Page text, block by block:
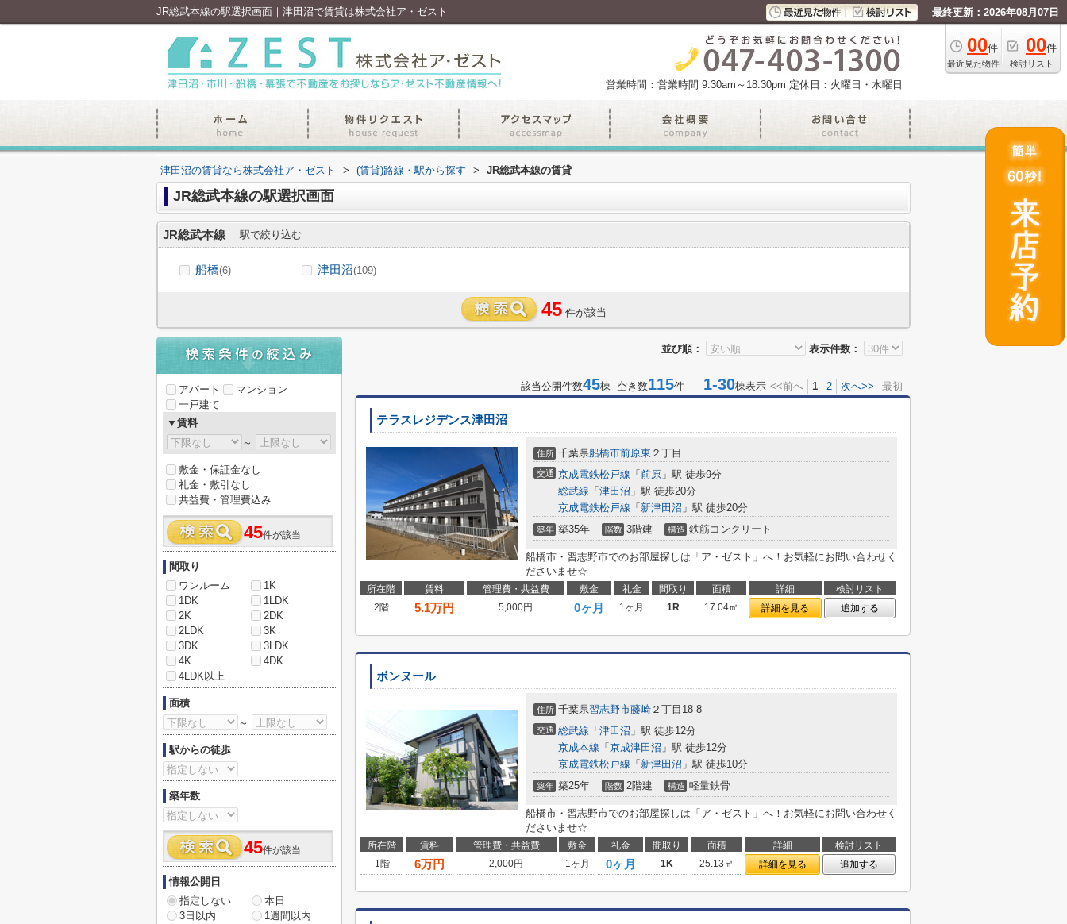
JR総武本線の駅選択画面｜津田沼で賃貸は株式会社ア・ゼスト 最終更新：2026年08月07日
00件
最近見た物件
00件
検討リスト
営業時間：営業時間 9:30am～18:30pm 定休日：火曜日・水曜日
津田沼の賃貸なら株式会社ア・ゼスト > (賃貸)路線・駅から探す > JR総武本線の賃貸
JR総武本線の駅選択画面
JR総武本線 駅で絞り込む
船橋(6) 津田沼(109)
45 件が該当
並び順： 表示件数：
該当公開件数45棟 空き数115件 1-30棟表示 <<前へ 1 2 次へ>> 最初
テラスレジデンス津田沼
住所 千葉県船橋市前原東 ２丁目
交通 京成電鉄松戸線 「 前原 」駅 徒歩9分
総武線 「 津田沼 」駅 徒歩20分
京成電鉄松戸線 「 新津田沼 」駅 徒歩20分
築年 築35年 階数 3階建 構造 鉄筋コンクリート
船橋市・習志野市でのお部屋探しは「ア・ゼスト」へ！お気軽にお問い合わせく
ださいませ☆
所在階 賃料 管理費・共益費 敷金 礼金 間取り 面積 詳細
検討リスト
2階
5.1万円 5,000円 0ヶ月 1ヶ月 1R 17.04㎡ 詳細を見る 追加する
ボンヌール
住所 千葉県習志野市藤崎 ２丁目18-8
交通 総武線 「 津田沼 」駅 徒歩12分
京成本線 「 京成津田沼 」駅 徒歩12分
京成電鉄松戸線 「 新津田沼 」駅 徒歩10分
築年 築25年 階数 2階建 構造 軽量鉄骨
船橋市・習志野市でのお部屋探しは「ア・ゼスト」へ！お気軽にお問い合わせく
ださいませ☆
所在階 賃料 管理費・共益費 敷金 礼金 間取り 面積 詳細
検討リスト
1階
6万円 2,000円 1ヶ月 0ヶ月 1K 25.13㎡ 詳細を見る 追加する
アパート
マンション
一戸建て
▼賃料
～
敷金・保証金なし
礼金・敷引なし
共益費・管理費込み
45件が該当
間取り
ワンルーム
1K
1DK
1LDK
2K
2DK
2LDK
3K
3DK
3LDK
4K
4DK
4LDK以上
面積
～
駅からの徒歩
築年数
45件が該当
情報公開日
指定しない
本日
3日以内
1週間以内